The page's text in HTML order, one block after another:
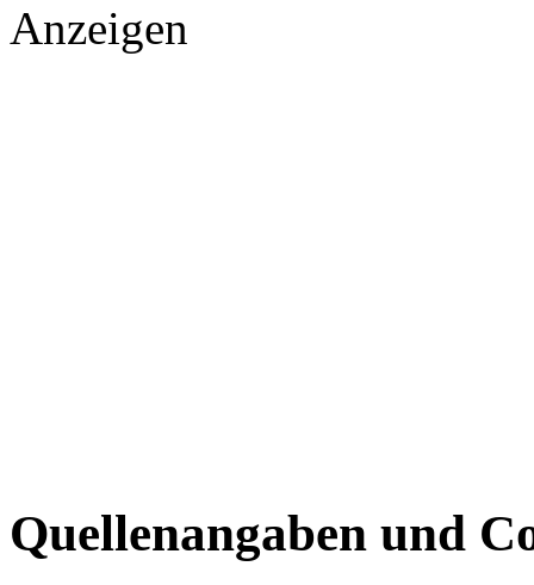
Anzeigen
Quellenangaben und